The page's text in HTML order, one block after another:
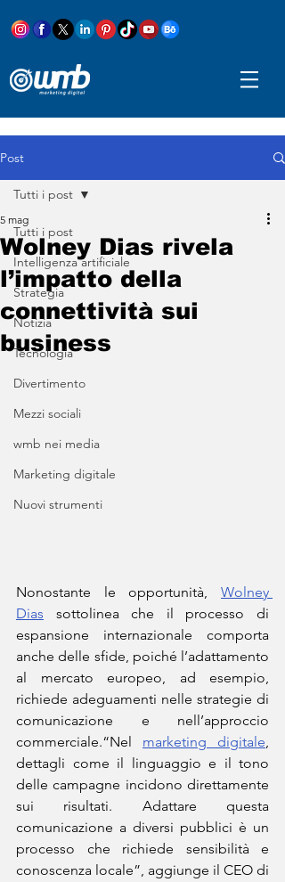
Post
Tutti i post
Intelligenza artificiale
Strategia
Notizia
Tecnologia
Divertimento
Mezzi sociali
wmb nei media
Marketing digitale
Nuovi strumenti
Tutti i post
Wolney Dias rivela
l’impatto della
connettività sui
business
5 mag
Nonostante le opportunità, Wolney
Dias sottolinea che il processo di
espansione internazionale comporta
anche delle sfide, poiché l’adattamento
al mercato europeo, ad esempio,
richiede adeguamenti nelle strategie di
comunicazione e nell’approccio
commerciale.“Nel marketing digitale,
dettagli come il linguaggio e il tono
delle campagne incidono direttamente
sui risultati. Adattare questa
comunicazione a diversi pubblici è un
processo che richiede sensibilità e